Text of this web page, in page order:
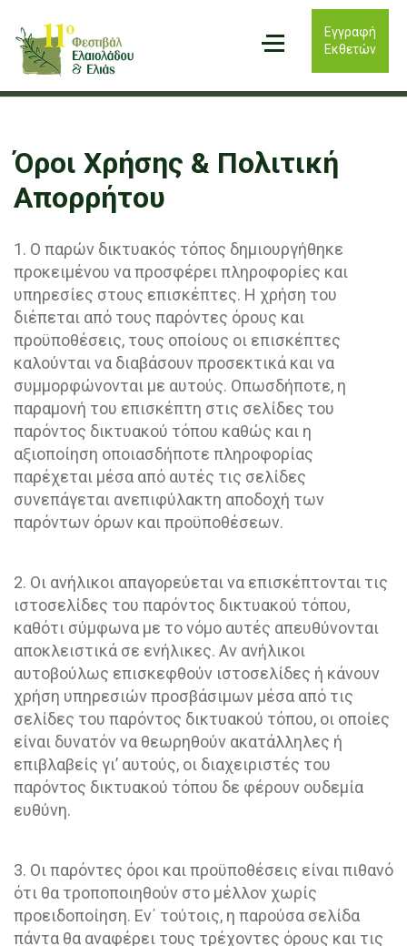
Εγγραφή
Εκθετών
Όροι Χρήσης & Πολιτική
Απορρήτου
1. Ο παρών δικτυακός τόπος δημιουργήθηκε
προκειμένου να προσφέρει πληροφορίες και
υπηρεσίες στους επισκέπτες. Η χρήση του
διέπεται από τους παρόντες όρους και
προϋποθέσεις, τους οποίους οι επισκέπτες
καλούνται να διαβάσουν προσεκτικά και να
συμμορφώνονται με αυτούς. Οπωσδήποτε, η
παραμονή του επισκέπτη στις σελίδες του
παρόντος δικτυακού τόπου καθώς και η
αξιοποίηση οποιασδήποτε πληροφορίας
παρέχεται μέσα από αυτές τις σελίδες
συνεπάγεται ανεπιφύλακτη αποδοχή των
παρόντων όρων και προϋποθέσεων.
2. Οι ανήλικοι απαγορεύεται να επισκέπτονται τις
ιστοσελίδες του παρόντος δικτυακού τόπου,
καθότι σύμφωνα με το νόμο αυτές απευθύνονται
αποκλειστικά σε ενήλικες. Αν ανήλικοι
αυτοβούλως επισκεφθούν ιστοσελίδες ή κάνουν
χρήση υπηρεσιών προσβάσιμων μέσα από τις
σελίδες του παρόντος δικτυακού τόπου, οι οποίες
είναι δυνατόν να θεωρηθούν ακατάλληλες ή
επιβλαβείς γι’ αυτούς, οι διαχειριστές του
παρόντος δικτυακού τόπου δε φέρουν ουδεμία
ευθύνη.
3. Οι παρόντες όροι και προϋποθέσεις είναι πιθανό
ότι θα τροποποιηθούν στο μέλλον χωρίς
προειδοποίηση. Εν΄ τούτοις, η παρούσα σελίδα
πάντα θα αναφέρει τους τρέχοντες όρους και τις